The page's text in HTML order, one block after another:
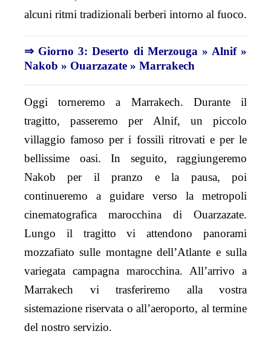
alcuni ritmi tradizionali berberi intorno al fuoco.
⇒ Giorno 3: Deserto di Merzouga » Alnif »
Nakob » Ouarzazate » Marrakech
Oggi torneremo a Marrakech. Durante il
tragitto, passeremo per Alnif, un piccolo
villaggio famoso per i fossili ritrovati e per le
bellissime oasi. In seguito, raggiungeremo
Nakob per il pranzo e la pausa, poi
continueremo a guidare verso la metropoli
cinematografica marocchina di Ouarzazate.
Lungo il tragitto vi attendono panorami
mozzafiato sulle montagne dell’Atlante e sulla
variegata campagna marocchina. All’arrivo a
Marrakech vi trasferiremo alla vostra
sistemazione riservata o all’aeroporto, al termine
del nostro servizio.